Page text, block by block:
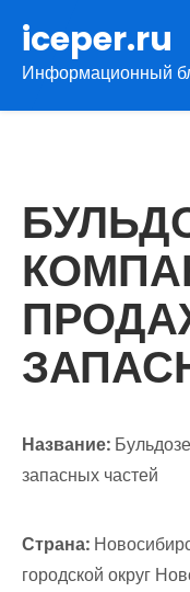
содержимому
iceper.ru
Информационный
Название:
запасных частей
Страна:
городской округ